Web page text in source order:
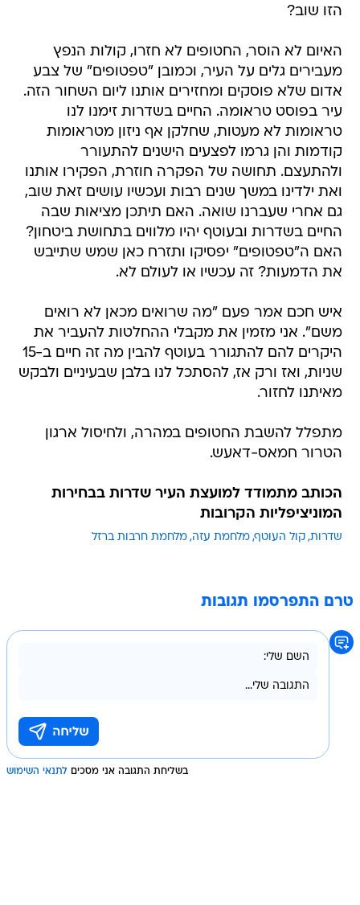
הזו שוב?
האיום לא הוסר, החטופים לא חזרו, קולות הנפץ
מעבירים גלים על העיר, וכמובן "טפטופים" של צבע
אדום שלא פוסקים ומחזירים אותנו ליום השחור הזה.
עיר בפוסט טראומה. החיים בשדרות זימנו לנו
טראומות לא מעטות, שחלקן אף ניזון מטראומות
קודמות והן גרמו לפצעים הישנים להתעורר
ולהתעצם. תחושה של הפקרה חוזרת, הפקירו אותנו
ואת ילדינו במשך שנים רבות ועכשיו עושים זאת שוב,
גם אחרי שעברנו שואה. האם תיתכן מציאות שבה
החיים בשדרות ובעוטף יהיו מלווים בתחושת ביטחון?
האם ה"טפטופים" יפסיקו ותזרח כאן שמש שתייבש
את הדמעות? זה עכשיו או לעולם לא.
איש חכם אמר פעם "מה שרואים מכאן לא רואים
משם". אני מזמין את מקבלי ההחלטות להעביר את
היקרים להם להתגורר בעוטף להבין מה זה חיים ב-15
שניות, ואז ורק אז, להסתכל לנו בלבן שבעיניים ולבקש
מאיתנו לחזור.
מתפלל להשבת החטופים במהרה, ולחיסול ארגון
הטרור חמאס-דאעש.
הכותב מתמודד למועצת העיר שדרות בבחירות
המוניציפליות הקרובות
שדרות קול העוטף מלחמת עזה מלחמת חרבות ברזל
טרם התפרסמו תגובות
בשליחת התגובה אני מסכים לתנאי השימוש